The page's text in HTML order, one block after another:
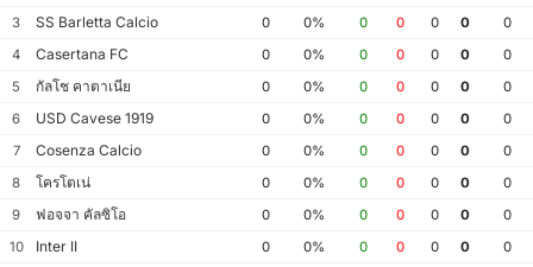
3
SS Barletta Calcio 0 0% 0 0 0 0
0
4
Casertana FC 0 0% 0 0 0 0
0
5
กัลโช คาตาเนีย 0 0% 0 0 0 0
0
6
USD Cavese 1919 0 0% 0 0 0 0
0
7
Cosenza Calcio 0 0% 0 0 0 0
0
8
โครโตเน่ 0 0% 0 0 0 0
0
9
ฟอจจา คัลซิโอ 0 0% 0 0 0 0
0
10
Inter II 0 0% 0 0 0 0
0